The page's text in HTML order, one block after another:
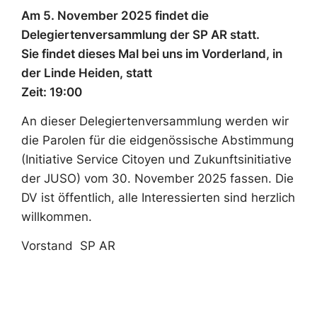
Am 5. November 2025 findet die
Delegiertenversammlung der SP AR statt.
Sie findet dieses Mal bei uns im Vorderland, in
der Linde Heiden, statt
Zeit: 19:00
An dieser Delegiertenversammlung werden wir
die Parolen für die eidgenössische Abstimmung
(Initiative Service Citoyen und Zukunftsinitiative
der JUSO) vom 30. November 2025 fassen. Die
DV ist öffentlich, alle Interessierten sind herzlich
willkommen.
Vorstand SP AR